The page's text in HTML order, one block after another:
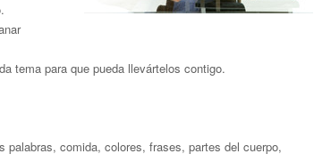
tema para que pueda llevártelos contigo.
palabras, comida, colores, frases, partes del cuerpo,